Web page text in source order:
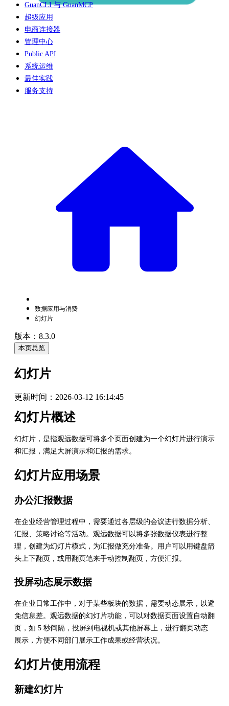
GuanCLI 与 GuanMCP
超级应用
电商连接器
管理中心
Public API
系统运维
最佳实践
服务支持
数据应用与消费
幻灯片
版本：8.3.0
本页总览
幻灯片
更新时间： 2026-03-12 16:14:45
幻灯片概述
幻灯片，是指观远数据可将多个页面创建为一个幻灯片进行演示
和汇报，满足大屏演示和汇报的需求。
幻灯片应用场景
办公汇报数据
在企业经营管理过程中，需要通过各层级的会议进行数据分析、
汇报、策略讨论等活动。观远数据可以将多张数据仪表进行整
理，创建为幻灯片模式，为汇报做充分准备。用户可以用键盘箭
头上下翻页，或用翻页笔来手动控制翻页，方便汇报。
投屏动态展示数据
在企业日常工作中，对于某些板块的数据，需要动态展示，以避
免信息差。观远数据的幻灯片功能，可以对数据页面设置自动翻
页，如 5 秒间隔，投屏到电视机或其他屏幕上，进行翻页动态
展示，方便不同部门展示工作成果或经营状况。
幻灯片使用流程
新建幻灯片